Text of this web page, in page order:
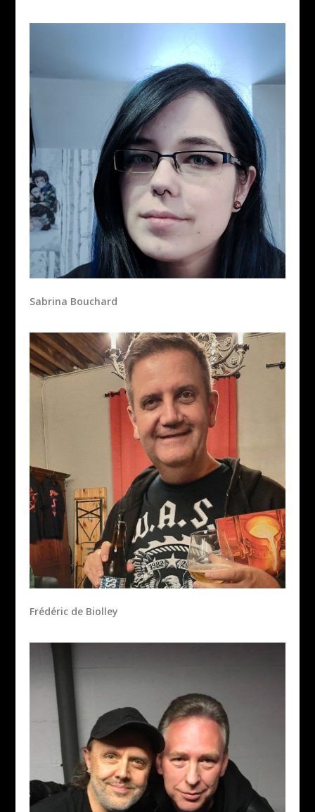
Sabrina Bouchard
Frédéric de Biolley